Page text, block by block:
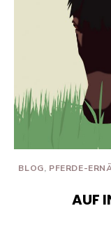
BLOG, PFERDE-
AUF